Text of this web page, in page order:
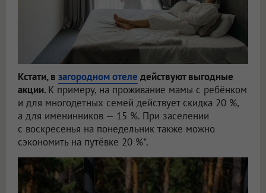
Кстати, в загородном отеле действуют выгодные
акции. К примеру, на проживание мамы с ребёнком
и для многодетных семей действует скидка 20 %,
а для именинников — 15 %. При заселении
с воскресенья на понедельник также можно
сэкономить на путёвке 20 %*.